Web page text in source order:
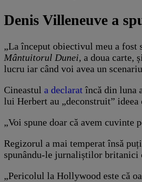
Denis Villeneuve a
„La început obiectivul meu a fost
Mântuitorul Dunei, a doua carte,
lucru iar când voi avea un
Cineastul a declarat încă din luna
lui Herbert au „deconstruit” ideea
„Voi spune doar că avem cuvinte
Regizorul a mai temperat însă
spunându-le jurnaliștilor britanici
„Pericolul la Hollywood este că